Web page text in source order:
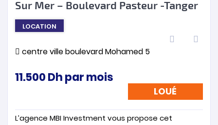
Terrains Location de Vacances
Sur Mer – Boulevard Pasteur -Tanger
LOCATION
centre ville boulevard Mohamed 5
11.500Dhpar mois
LOUÉ
L’agence MBI Investment vous propose cet